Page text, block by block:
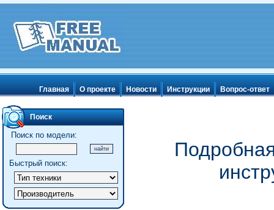
Главная О проекте Новости Инструкции Вопрос-ответ
Поиск
Поиск по модели:
Быстрый поиск: